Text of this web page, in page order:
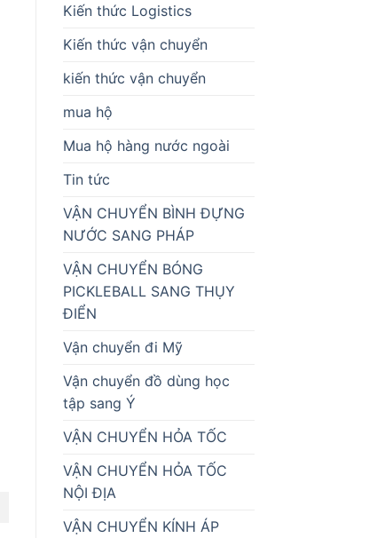
Kiến thức Logistics
Kiến thức vận chuyển
kiến thức vận chuyển
mua hộ
Mua hộ hàng nước ngoài
Tin tức
VẬN CHUYỂN BÌNH ĐỰNG
NƯỚC SANG PHÁP
VẬN CHUYỂN BÓNG
PICKLEBALL SANG THỤY
ĐIỂN
Vận chuyển đi Mỹ
Vận chuyển đồ dùng học
tập sang Ý
VẬN CHUYỂN HỎA TỐC
VẬN CHUYỂN HỎA TỐC
NỘI ĐỊA
VẬN CHUYỂN KÍNH ÁP